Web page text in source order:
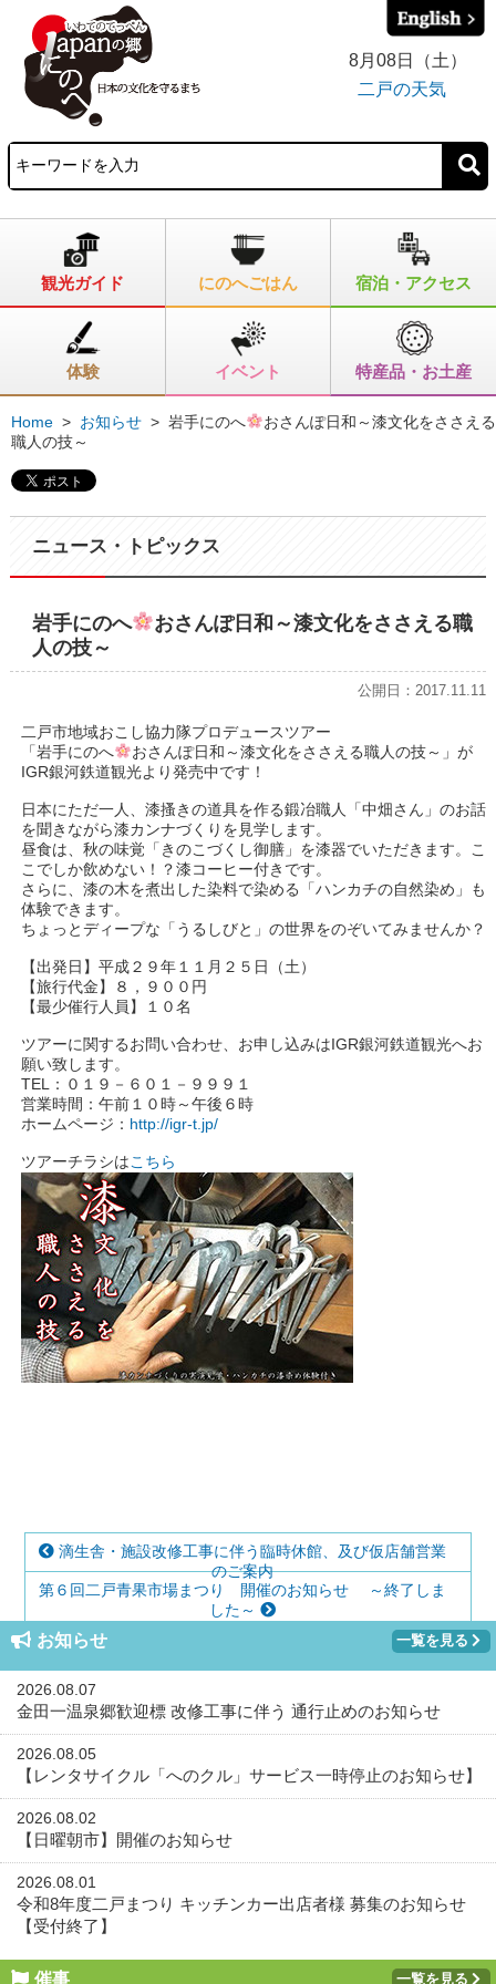
8月08日（土）
二戸の天気
観光ガイド にのへごはん 宿泊・アクセス
体験 イベント 特産品・お土産
Home > お知らせ > 岩手にのへ
おさんぽ日和～漆文化をささえる
職人の技～
ニュース・トピックス
岩手にのへ
おさんぽ日和～漆文化をささえる職
人の技～
公開日：2017.11.11
二戸市地域おこし協力隊プロデュースツアー
「岩手にのへ
おさんぽ日和～漆文化をささえる職人の技～」が
IGR銀河鉄道観光より発売中です！
日本にただ一人、漆搔きの道具を作る鍛冶職人「中畑さん」のお話
を聞きながら漆カンナづくりを見学します。
昼食は、秋の味覚「きのこづくし御膳」を漆器でいただきます。こ
こでしか飲めない！？漆コーヒー付きです。
さらに、漆の木を煮出した染料で染める「ハンカチの自然染め」も
体験できます。
ちょっとディープな「うるしびと」の世界をのぞいてみませんか？
【出発日】平成２９年１１月２５日（土）
【旅行代金】８，９００円
【最少催行人員】１０名
ツアーに関するお問い合わせ、お申し込みはIGR銀河鉄道観光へお
願い致します。
TEL：０１９－６０１－９９９１
営業時間：午前１０時～午後６時
ホームページ： http://igr-t.jp/
ツアーチラシはこちら
滴生舎・施設改修工事に伴う臨時休館、及び仮店舗営業
のご案内
第６回二戸青果市場まつり 開催のお知らせ ～終了しま
した～
お知らせ 一覧を見る
2026.08.07
金田一温泉郷歓迎標 改修工事に伴う 通行止めのお知らせ
2026.08.05
【レンタサイクル「へのクル」サービス一時停止のお知らせ】
2026.08.02
【日曜朝市】開催のお知らせ
2026.08.01
令和8年度二戸まつり キッチンカー出店者様 募集のお知らせ
【受付終了】
催事 一覧を見る